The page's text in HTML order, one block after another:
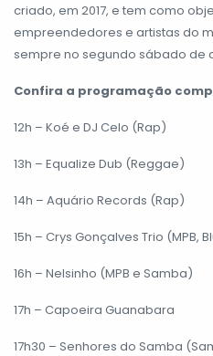
criado, em 2017, e tem como
empreendedores e artistas do
sempre no segundo sábado de
Confira a programação
12h – Koé e DJ Celo (Rap)
13h – Equalize Dub (Reggae)
14h – Aquário Records (Rap)
15h – Crys Gonçalves Trio (MPB,
16h – Nelsinho (MPB e Samba)
17h – Capoeira Guanabara
17h30 – Senhores do Samba